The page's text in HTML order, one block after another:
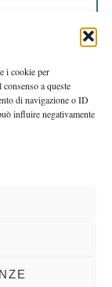
i cookie per
a queste
di navigazione o ID
influire negativamente
2 milioni
E BUGUGGIATE